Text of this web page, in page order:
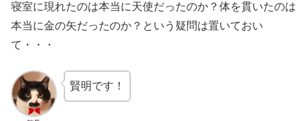
寝室に現れたのは本当に天使だったのか？体を貫いたのは
本当に金の矢だったのか？という疑問は置いておい
て・・・
賢明です！